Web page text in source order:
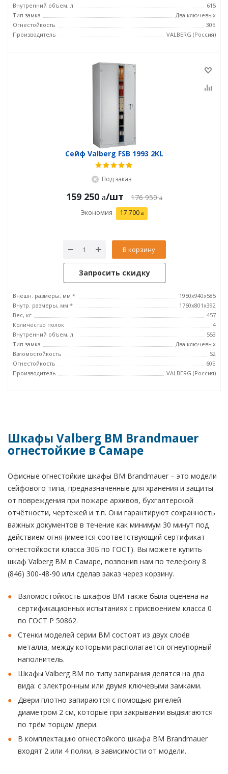
Внутренний объем, л
615
Тип замка
Два ключевых
Огнестойкость
30Б
Производитель
VALBERG (Россия)
Сейф Valberg FSB 1993 2KL
Под заказ
159 250 /шт 176 950
Экономия 17 700
В корзину
Запросить скидку
Внешн. размеры, мм *
1950x940x585
Внутр. размеры, мм *
1760x801x392
Вес, кг
457
Количество полок
4
Внутренний объем, л
553
Тип замка
Два ключевых
Взломостойкость
S2
Огнестойкость
60Б
Производитель
VALBERG (Россия)
Шкафы Valberg BM Brandmauer
огнестойкие в Самаре
Офисные огнестойкие шкафы BM Brandmauer – это модели
сейфового типа, предназначенные для хранения и защиты
от повреждения при пожаре архивов, бухгалтерской
отчётности, чертежей и т.п. Они гарантируют сохранность
важных документов в течение как минимум 30 минут под
действием огня (имеется соответствующий сертификат
огнестойкости класса 30Б по ГОСТ). Вы можете купить
шкаф Valberg BM в Самаре, позвонив нам по телефону 8
(846) 300-48-90 или сделав заказ через корзину.
Взломостойкость шкафов BM также была оценена на
сертификационных испытаниях с присвоением класса 0
по ГОСТ Р 50862.
Стенки моделей серии BM состоят из двух слоёв
металла, между которыми располагается огнеупорный
наполнитель.
Шкафы Valberg BM по типу запирания делятся на два
вида: с электронным или двумя ключевыми замками.
Двери плотно запираются с помощью ригелей
диаметром 2 см, которые при закрывании выдвигаются
по трём торцам двери.
В комплектацию огнестойкого шкафа BM Brandmauer
входят 2 или 4 полки, в зависимости от модели.